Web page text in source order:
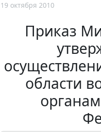
19 октября 2010
Приказ
области